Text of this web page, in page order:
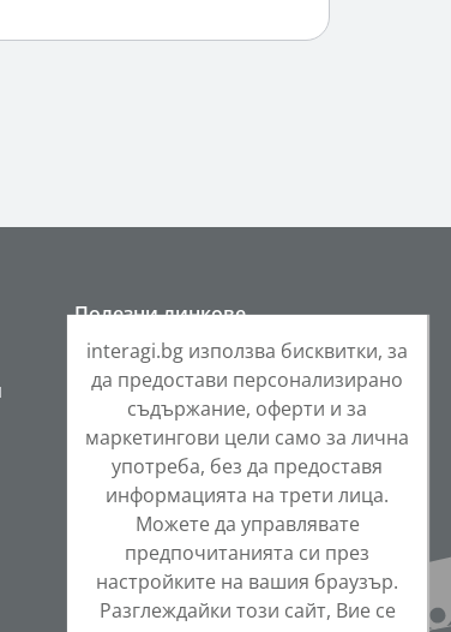
interagi.bg използва бисквитки, за
да предостави персонализирано
съдържание, оферти и за
маркетингови цели само за лична
употреба, без да предоставя
информацията на трети лица.
Можете да управлявате
предпочитанията си през
настройките на вашия браузър.
Разглеждайки този сайт, Вие се
Полезни линкове
Контакти
Общи условия
Защита на личните данни
Политика за бисквитки
ONETEAM Portal